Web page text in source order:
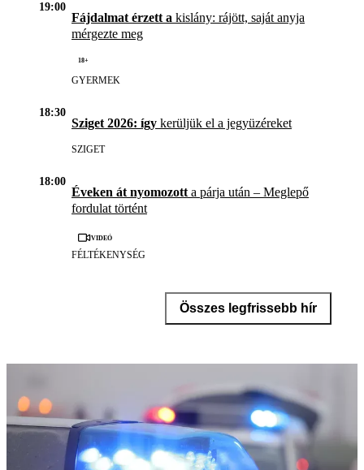
19:00
Fájdalmat érzett a kislány: rájött, saját anyja
mérgezte meg
18+
GYERMEK
18:30
Sziget 2026: így kerüljük el a jegyüzéreket
SZIGET
18:00
Éveken át nyomozott a párja után – Meglepő
fordulat történt
Videó
FÉLTÉKENYSÉG
Összes legfrissebb hír